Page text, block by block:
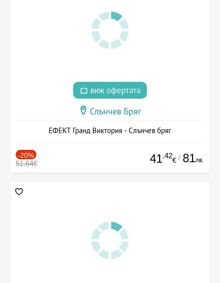
виж офертата
Слънчев Бряг
ЕФЕКТ Гранд Виктория - Слънчев бряг
-20%
51.64€ 41.42
€ / 81лв.